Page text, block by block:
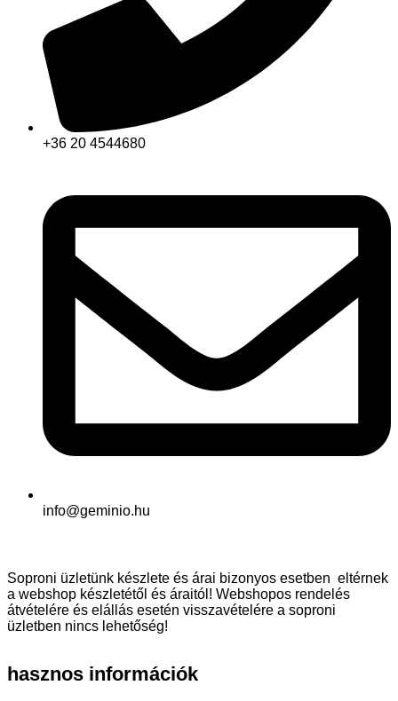
+36 20 4544680
info@geminio.hu
Soproni üzletünk készlete és árai bizonyos esetben eltérnek
a webshop készletétől és áraitól! Webshopos rendelés
átvételére és elállás esetén visszavételére a soproni
üzletben nincs lehetőség!
hasznos információk